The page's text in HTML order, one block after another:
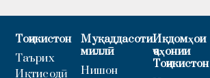
Тоҷикистон
Таърих
Иқтисодӣ
Муқаддасоти
миллӣ
Нишон
Иқдомҳои
ҷаҳонии
Тоҷикистон